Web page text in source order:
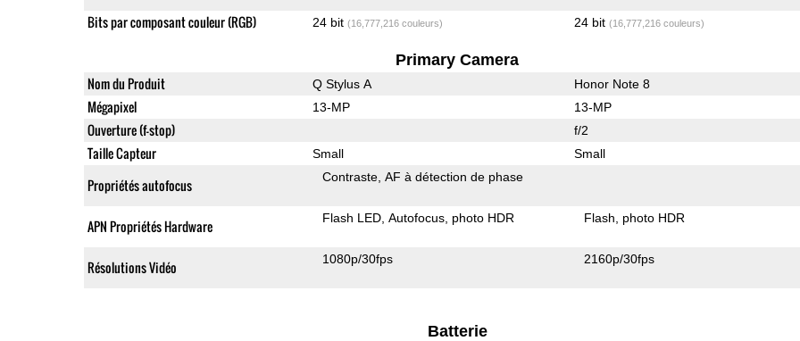
Bits par composant couleur (RGB) 24 bit (16,777,216 couleurs) 24 bit (16,777,216 couleurs)
Primary Camera
Nom du Produit Q Stylus A Honor Note 8
Mégapixel 13-MP 13-MP
Ouverture (f-stop) f/2
Taille Capteur Small Small
Propriétés autofocus Contraste AF à détection de phase
APN Propriétés Hardware Flash LED Autofocus photo HDR Flash photo HDR
Résolutions Vidéo 1080p/30fps 2160p/30fps
Batterie